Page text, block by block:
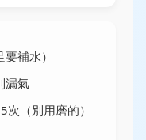
補水）
漏氣
次（別用磨的）